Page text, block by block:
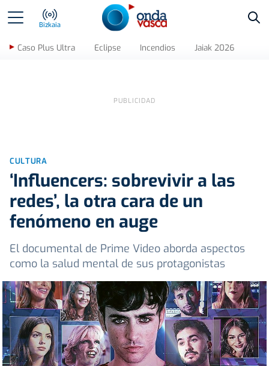
Bizkaia
Caso Plus Ultra Eclipse Incendios Jaiak 2026
CULTURA
‘Influencers: sobrevivir a las
redes’, la otra cara de un
fenómeno en auge
El documental de Prime Video aborda aspectos
como la salud mental de sus protagonistas